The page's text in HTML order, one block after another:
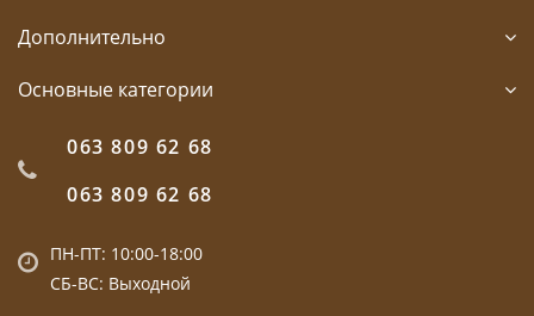
Дополнительно
Основные категории
063 809 62 68
063 809 62 68
ПН-ПТ: 10:00-18:00
СБ-ВС: Выходной